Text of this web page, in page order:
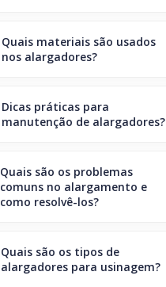
Quais materiais são usados
nos alargadores?
Dicas práticas para
manutenção de alargadores?
Quais são os problemas
comuns no alargamento e
como resolvê-los?
Quais são os tipos de
alargadores para usinagem?